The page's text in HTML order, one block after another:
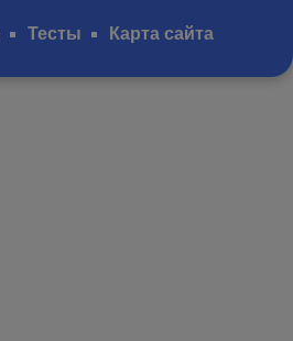
Тесты Карта сайта